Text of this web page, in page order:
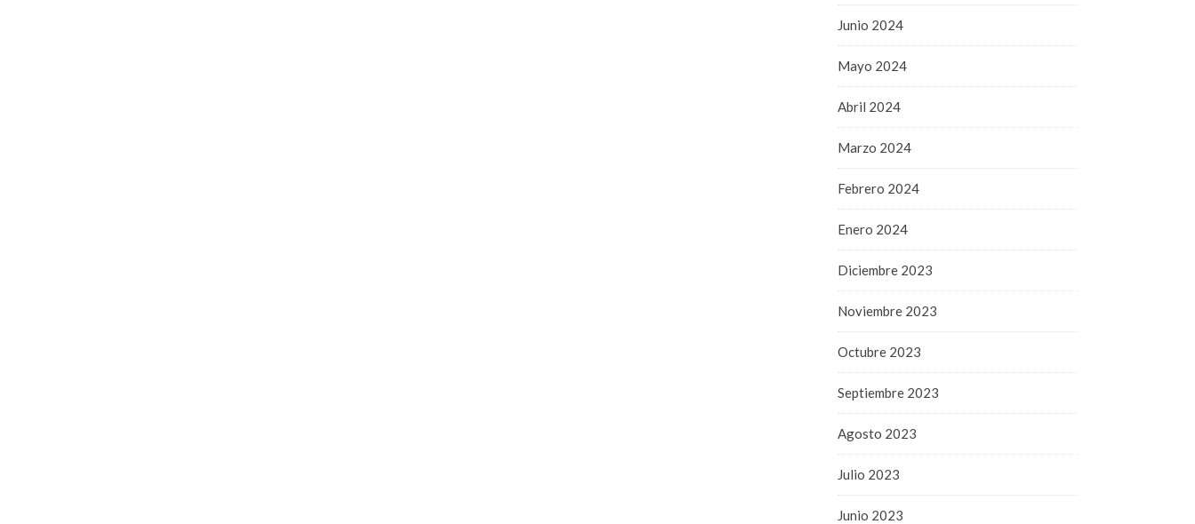
Junio 2024
Mayo 2024
Abril 2024
Marzo 2024
Febrero 2024
Enero 2024
Diciembre 2023
Noviembre 2023
Octubre 2023
Septiembre 2023
Agosto 2023
Julio 2023
Junio 2023